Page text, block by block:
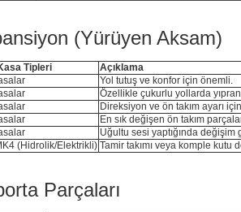
(Yürüyen Aksam)
Tipleri
Açıklama
Yol tutuş ve konfor için önemli.
Özellikle çukurlu yollarda
Direksiyon ve ön takım ayarı için.
En sık değişen ön takım
Uğultu sesi yaptığında değişim
(Hidrolik/Elektrikli) Tamir takımı veya komple kutu
Parçaları